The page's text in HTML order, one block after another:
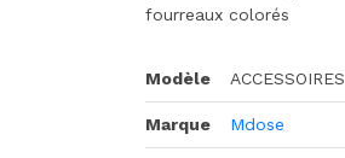
fourreaux colorés
Modèle ACCESSOIRES
Marque Mdose